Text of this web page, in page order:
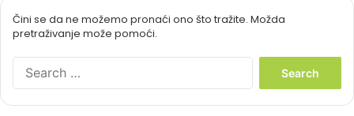
Čini se da ne možemo pronaći ono što tražite. Možda
pretraživanje može pomoći.